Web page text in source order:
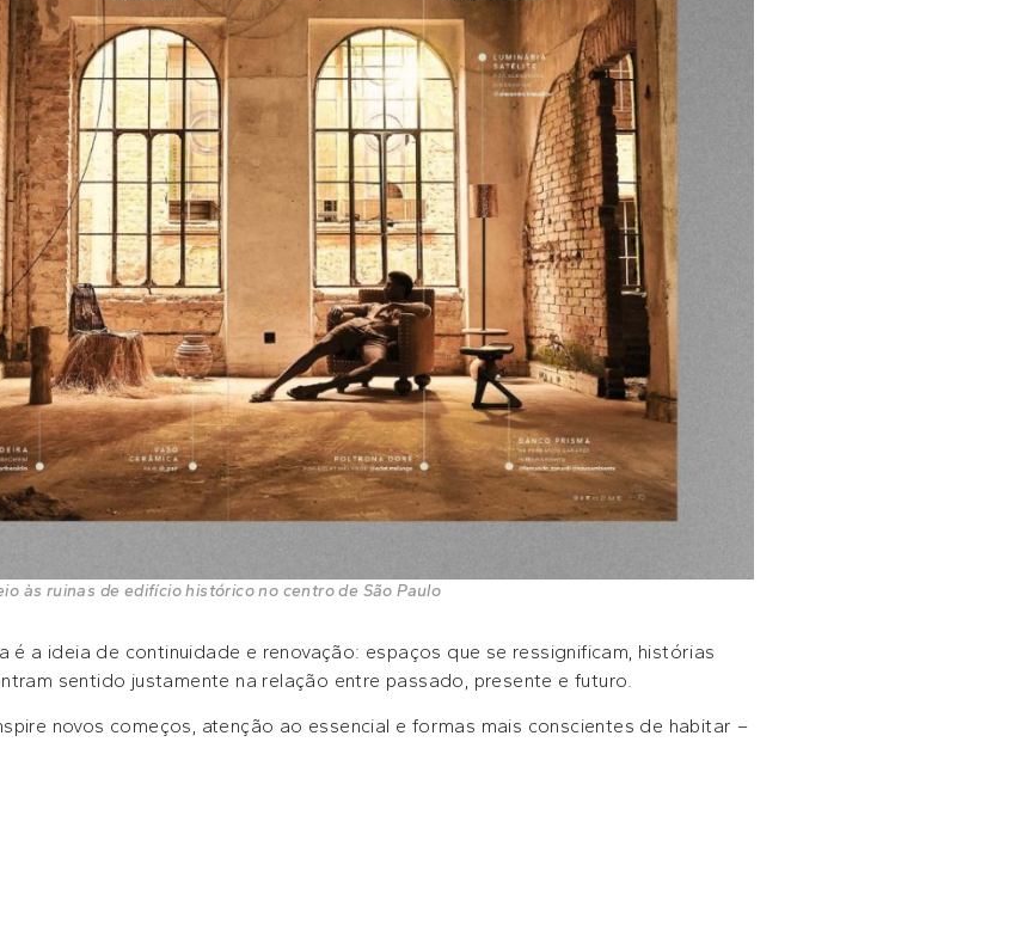
às ruinas de edifício histórico no centro de São Paulo
é a ideia de continuidade e renovação: espaços que se ressignificam, histórias
sentido justamente na relação entre passado, presente e futuro.
novos começos, atenção ao essencial e formas mais conscientes de habitar –